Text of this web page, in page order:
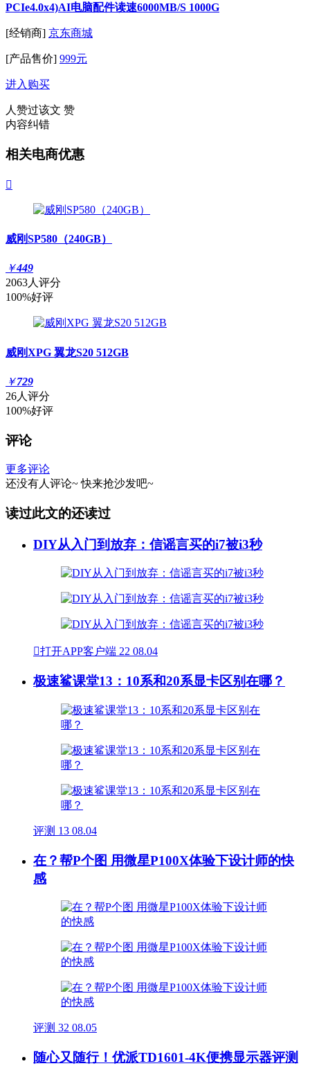
PCIe4.0x4)AI电脑配件读速6000MB/S 1000G
[经销商] 京东商城
[产品售价] 999元
进入购买
人赞过该文 赞
内容纠错
相关电商优惠

威刚SP580（240GB）
￥449
2063人评分
100%好评
威刚XPG 翼龙S20 512GB
￥729
26人评分
100%好评
评论
更多评论
还没有人评论~ 快来抢沙发吧~
读过此文的还读过
DIY从入门到放弃：信谣言买的i7被i3秒
打开APP客户端 22 08.04
极速鲨课堂13：10系和20系显卡区别在哪？
评测 13 08.04
在？帮P个图 用微星P100X体验下设计师的快
感
评测 32 08.05
随心又随行！优派TD1601-4K便携显示器评测